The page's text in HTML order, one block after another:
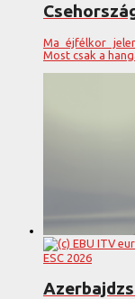
Ma éjfélkor
Most csak a
ESC 2026